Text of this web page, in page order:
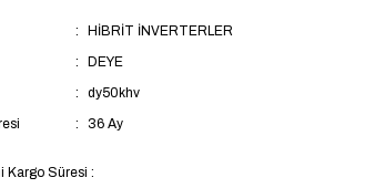
HİBRİT İNVERTERLER
DEYE
dy50khv
36 Ay
Kargo Süresi :